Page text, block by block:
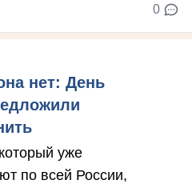
0
нет: День
уже
по всей России,